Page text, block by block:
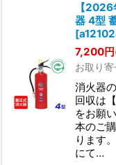
【
器 4型
[
7,200円
お取り
消火器
回収は
をお願
本のご
ります
にて…